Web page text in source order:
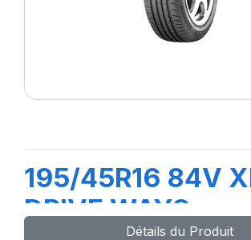
195/45R16 84V
DRIVE WAYS
Détails du Produit